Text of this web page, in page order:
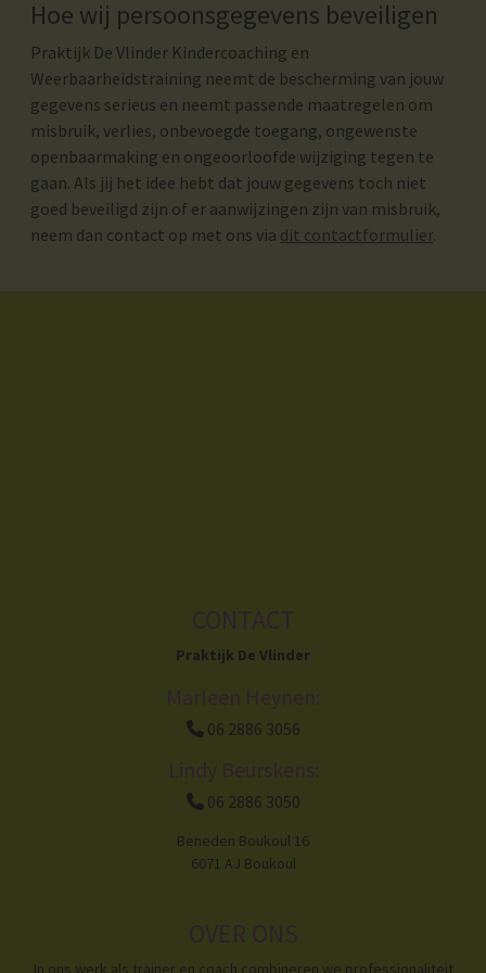
Hoe wij persoonsgegevens beveiligen
Praktijk De Vlinder Kindercoaching en
Weerbaarheidstraining neemt de bescherming van jouw
gegevens serieus en neemt passende maatregelen om
misbruik, verlies, onbevoegde toegang, ongewenste
openbaarmaking en ongeoorloofde wijziging tegen te
gaan. Als jij het idee hebt dat jouw gegevens toch niet
goed beveiligd zijn of er aanwijzingen zijn van misbruik,
neem dan contact op met ons via dit contactformulier.
Praktijk De Vlinder
06 2886 3056
06 2886 3050
Beneden Boukoul 16
6071 AJ Boukoul
In ons werk als trainer en coach combineren we professionaliteit